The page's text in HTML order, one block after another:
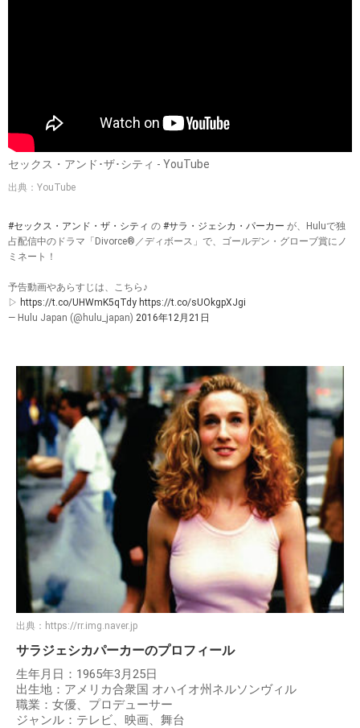
セックス・アンド･ザ･シティ - YouTube
出典：YouTube
#セックス・アンド・ザ・シティ の#サラ・ジェシカ・パーカーが、Huluで独
占配信中のドラマ「Divorce®／ディボース」で、ゴールデン・グローブ賞にノ
ミネート！
予告動画やあらすじは、こちら♪
▷https://t.co/UHWmK5qTdy
https://t.co/sUOkgpXJgi
— Hulu Japan (@hulu_japan)
2016年12月21日